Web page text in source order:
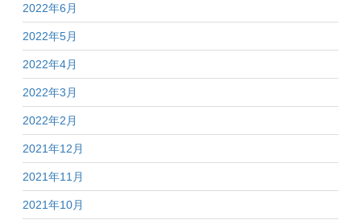
2022年6月
2022年5月
2022年4月
2022年3月
2022年2月
2021年12月
2021年11月
2021年10月